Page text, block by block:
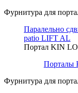
Фурнитура для
Паралельно
patio LIFT AL
Портал KIN
Порталы
Фурнитура для